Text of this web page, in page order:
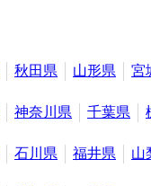
秋田県 山形県 宮
神奈川県 千葉県
石川県 福井県 山